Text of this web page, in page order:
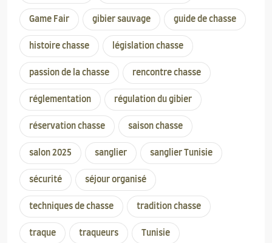
Game Fair gibier sauvage guide de chasse
histoire chasse législation chasse
passion de la chasse rencontre chasse
réglementation régulation du gibier
réservation chasse saison chasse
salon 2025 sanglier sanglier Tunisie
sécurité séjour organisé
techniques de chasse tradition chasse
traque traqueurs Tunisie